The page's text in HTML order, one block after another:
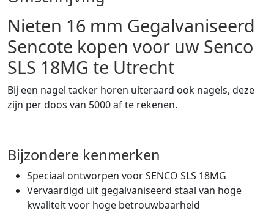
Nieten 16 mm Gegalvaniseerd
Sencote kopen voor uw Senco
SLS 18MG te Utrecht
Bij een nagel tacker horen uiteraard ook nagels, deze
zijn per doos van 5000 af te rekenen.
Bijzondere kenmerken
Speciaal ontworpen voor SENCO SLS 18MG
Vervaardigd uit gegalvaniseerd staal van hoge
kwaliteit voor hoge betrouwbaarheid